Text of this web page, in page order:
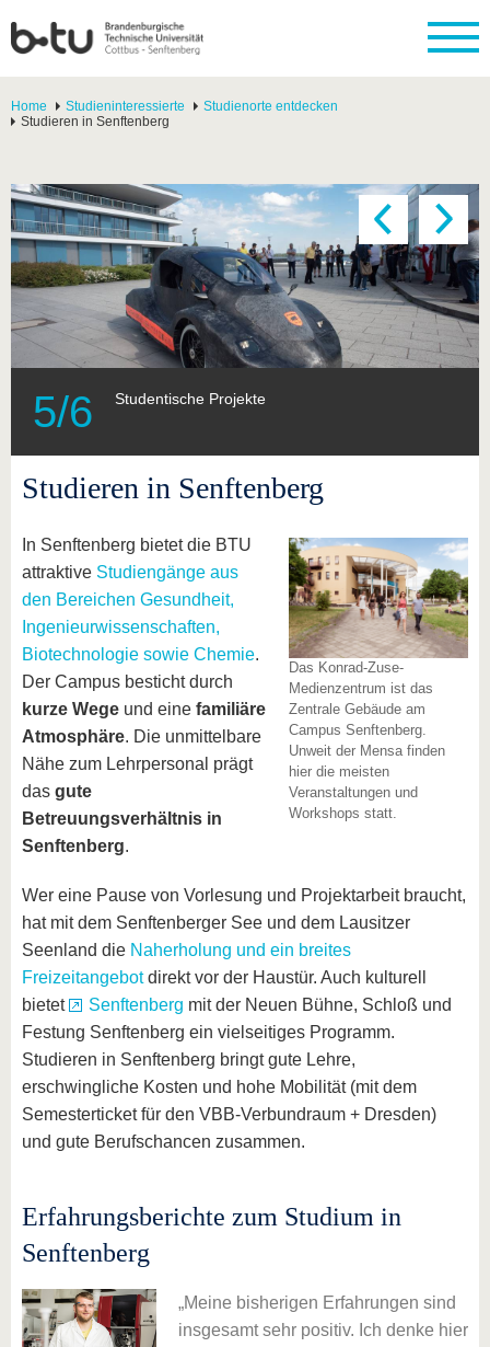
Home Studieninteressierte
Studienorte entdecken
Studieren in Senftenberg
5/6 Studentische Projekte
Studieren in Senftenberg
Das Konrad-Zuse-
Medienzentrum ist das
Zentrale Gebäude am
Campus Senftenberg.
Unweit der Mensa finden
hier die meisten
Veranstaltungen und
Workshops statt.
In Senftenberg bietet die BTU
attraktive Studiengänge aus
den Bereichen Gesundheit,
Ingenieurwissenschaften,
Biotechnologie sowie Chemie.
Der Campus besticht durch
kurze Wege und eine familiäre
Atmosphäre. Die unmittelbare
Nähe zum Lehrpersonal prägt
das gute
Betreuungsverhältnis in
Senftenberg.
Wer eine Pause von Vorlesung und Projektarbeit braucht,
hat mit dem Senftenberger See und dem Lausitzer
Seenland die Naherholung und ein breites
Freizeitangebotdirekt vor der Haustür. Auch kulturell
bietet
Senftenberg mit der Neuen Bühne, Schloß und
Festung Senftenberg ein vielseitiges Programm.
Studieren in Senftenberg bringt gute Lehre,
erschwingliche Kosten und hohe Mobilität (mit dem
Semesterticket für den VBB-Verbundraum + Dresden)
und gute Berufschancen zusammen.
Erfahrungsberichte zum Studium in
Senftenberg
Meine bisherigen Erfahrungen sind
insgesamt sehr positiv. Ich denke hier